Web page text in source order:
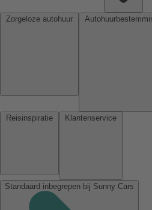
Standaard inbegrepen bij Sunny Cars